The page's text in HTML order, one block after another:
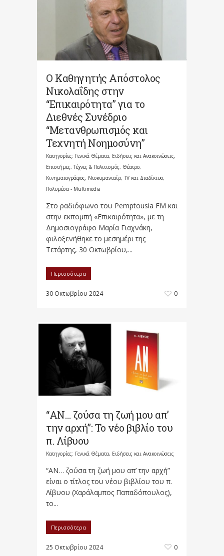
Ο Kαθηγητής Απόστολος
Νικολαΐδης στην
“Επικαιρότητα” για το
Διεθνές Συνέδριο
“Μετανθρωπισμός και
Τεχνητή Νοημοσύνη”
Κατηγορίες: Γενικά Θέματα, Ειδήσεις και Ανακοινώσεις,
Επιστήμες, Τέχνες & Πολιτισμός, Θέατρο,
Κινηματογράφος, Ντοκυμανταίρ, TV και Διαδίκτυο,
Πολυμέσα - Multimedia
Στο ραδιόφωνο του Pemptousia FΜ και
στην εκπομπή «Επικαιρότητα», με τη
Δημοσιογράφο Μαρία Γιαχνάκη,
φιλοξενήθηκε το μεσημέρι της
Τετάρτης, 30 Οκτωβρίου,...
Περισσότερα
30 Οκτωβρίου 2024 0
“ΑΝ… ζούσα τη ζωή μου απ’
την αρχή”: Το νέο βιβλίο του
π. Λίβυου
Κατηγορίες: Γενικά Θέματα, Ειδήσεις και Ανακοινώσεις
“ΑΝ… ζούσα τη ζωή μου απ’ την αρχή”
είναι ο τίτλος του νέου βιβλίου του π.
Λίβυου (Χαράλαμπος Παπαδόπουλος),
το...
Περισσότερα
25 Οκτωβρίου 2024 0